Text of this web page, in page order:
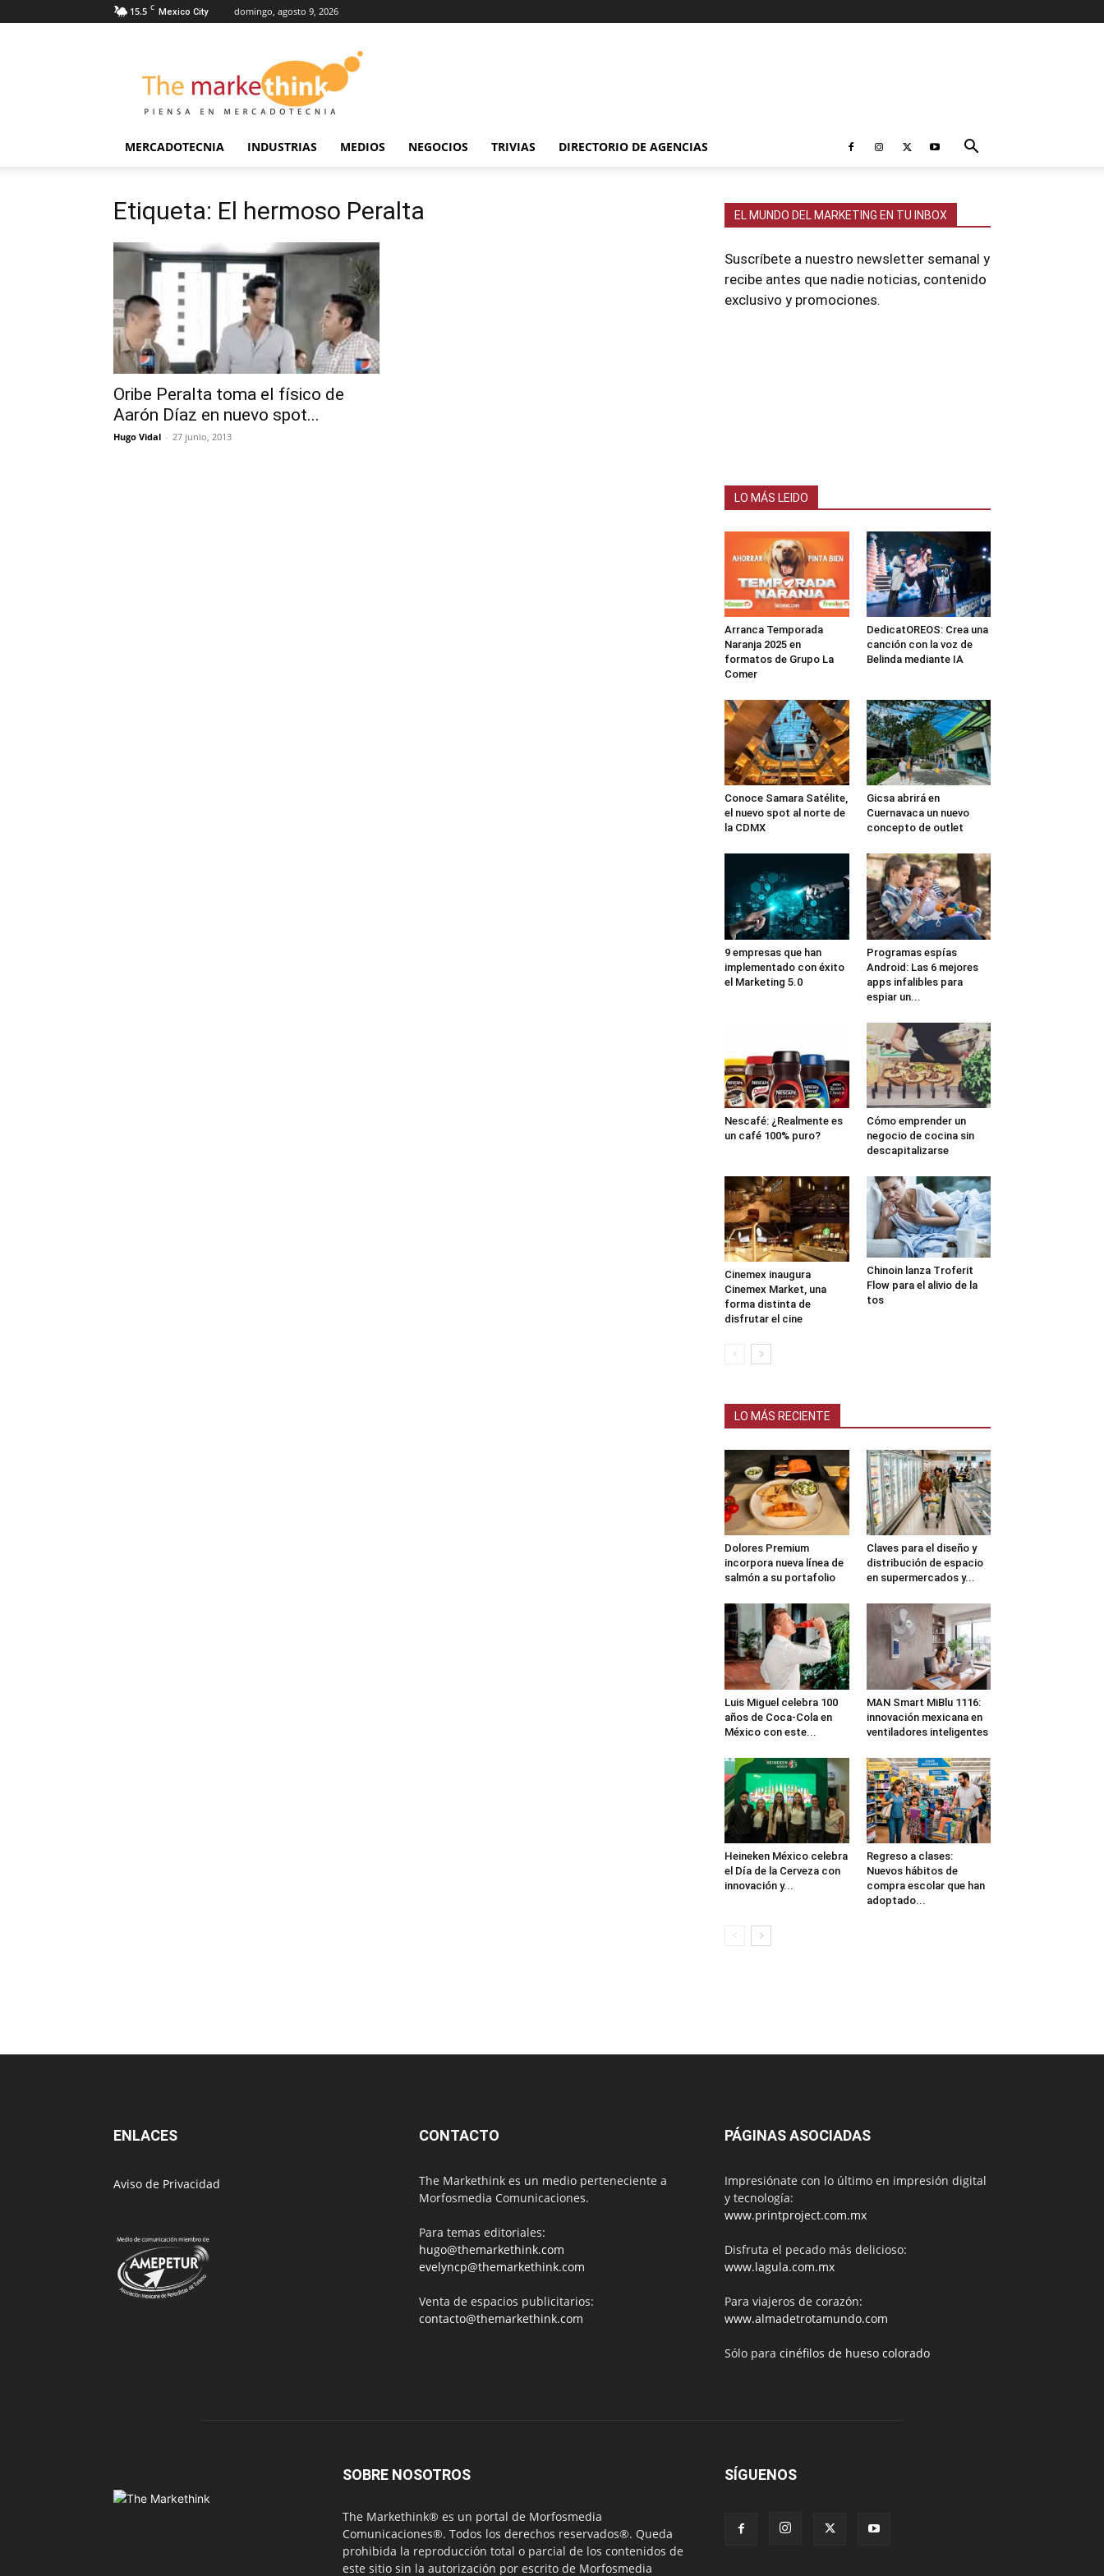
15.5 C Mexico City domingo, agosto 9, 2026
Markethink
MERCADOTECNIA INDUSTRIAS MEDIOS NEGOCIOS TRIVIAS DIRECTORIO DE AGENCIAS
Etiqueta: El hermoso Peralta
Oribe Peralta toma el físico de
Aarón Díaz en nuevo spot...
Hugo Vidal - 27 junio, 2013
EL MUNDO DEL MARKETING EN TU INBOX
Suscríbete a nuestro newsletter semanal y
recibe antes que nadie noticias, contenido
exclusivo y promociones.
LO MÁS LEIDO
Arranca Temporada
Naranja 2025 en
formatos de Grupo La
Comer
DedicatOREOS: Crea una
canción con la voz de
Belinda mediante IA
Conoce Samara Satélite,
el nuevo spot al norte de
la CDMX
Gicsa abrirá en
Cuernavaca un nuevo
concepto de outlet
9 empresas que han
implementado con éxito
el Marketing 5.0
Programas espías
Android: Las 6 mejores
apps infalibles para
espiar un...
Nescafé: ¿Realmente es
un café 100% puro?
Cómo emprender un
negocio de cocina sin
descapitalizarse
Cinemex inaugura
Cinemex Market, una
forma distinta de
disfrutar el cine
Chinoin lanza Troferit
Flow para el alivio de la
tos
LO MÁS RECIENTE
Dolores Premium
incorpora nueva línea de
salmón a su portafolio
Claves para el diseño y
distribución de espacio
en supermercados y...
Luis Miguel celebra 100
años de Coca-Cola en
México con este...
MAN Smart MiBlu 1116:
innovación mexicana en
ventiladores inteligentes
Heineken México celebra
el Día de la Cerveza con
innovación y...
Regreso a clases:
Nuevos hábitos de
compra escolar que han
adoptado...
ENLACES
Aviso de Privacidad
CONTACTO
The Markethink es un medio perteneciente a
Morfosmedia Comunicaciones.
Para temas editoriales:
hugo@themarkethink.com
evelyncp@themarkethink.com
Venta de espacios publicitarios:
contacto@themarkethink.com
PÁGINAS ASOCIADAS
Impresiónate con lo último en impresión digital
y tecnología:
www.printproject.com.mx
Disfruta el pecado más delicioso:
www.lagula.com.mx
Para viajeros de corazón:
www.almadetrotamundo.com
Sólo para cinéfilos de hueso colorado
SOBRE NOSOTROS
The Markethink® es un portal de Morfosmedia
Comunicaciones®. Todos los derechos reservados®. Queda
prohibida la reproducción total o parcial de los contenidos de
este sitio sin la autorización por escrito de Morfosmedia
SÍGUENOS